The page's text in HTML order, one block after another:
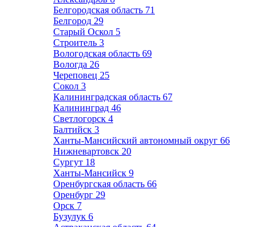
Белгородская область 71
Белгород 29
Старый Оскол 5
Строитель 3
Вологодская область 69
Вологда 26
Череповец 25
Сокол 3
Калининградская область 67
Калининград 46
Светлогорск 4
Балтийск 3
Ханты-Мансийский автономный округ 66
Нижневартовск 20
Сургут 18
Ханты-Мансийск 9
Оренбургская область 66
Оренбург 29
Орск 7
Бузулук 6